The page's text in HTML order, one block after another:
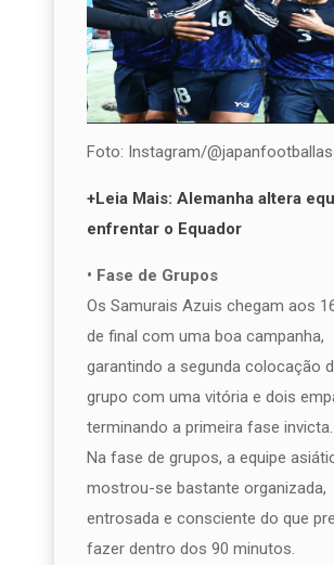
Foto: Instagram/
+Leia Mais: Alemanha altera
enfrentar o Equador
• Fase de Grupos
Os Samurais Azuis chegam aos
de final com uma boa campanha,
garantindo a segunda colocação
grupo com uma vitória e dois
terminando a primeira fase invicta.
Na fase de grupos, a equipe
mostrou-se bastante organizada,
entrosada e consciente do que
fazer dentro dos 90 minutos.